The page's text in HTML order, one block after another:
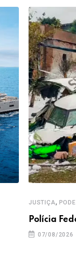
JUSTIÇA,
Polícia
07/08/2026